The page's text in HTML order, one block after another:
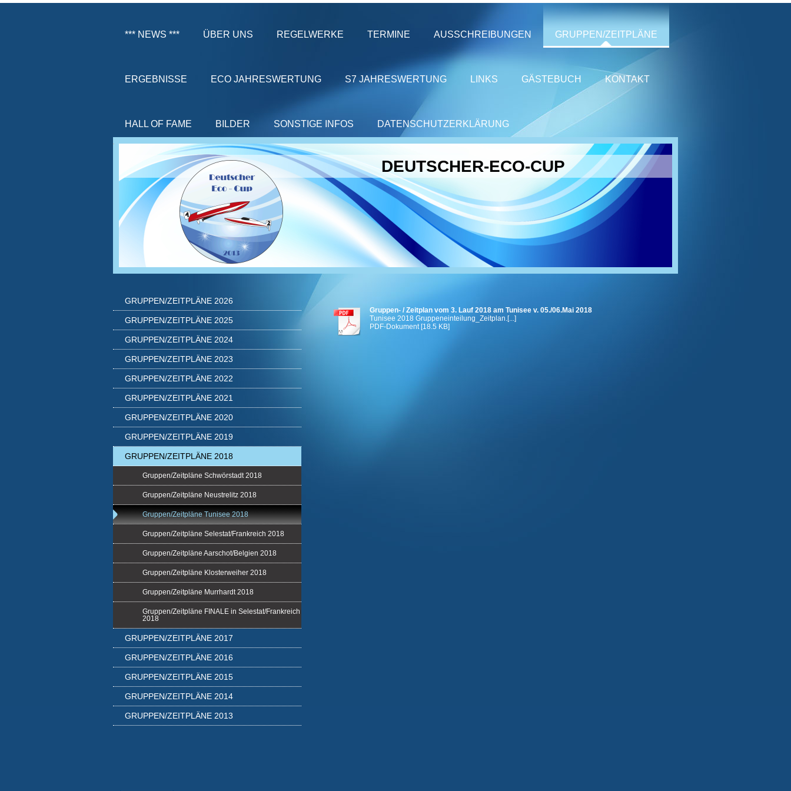
*** NEWS *** ÜBER UNS REGELWERKE TERMINE AUSSCHREIBUNGEN GRUPPEN/ZEITPLÄNE
ERGEBNISSE ECO JAHRESWERTUNG S7 JAHRESWERTUNG LINKS GÄSTEBUCH KONTAKT
HALL OF FAME BILDER SONSTIGE INFOS DATENSCHUTZERKLÄRUNG
DEUTSCHER-ECO-CUP
Gruppen- / Zeitplan vom 3. Lauf 2018 am Tunisee v. 05./06.Mai 2018
Tunisee 2018 Gruppeneinteilung_Zeitplan.[...]
PDF-Dokument [18.5 KB]
GRUPPEN/ZEITPLÄNE 2026
GRUPPEN/ZEITPLÄNE 2025
GRUPPEN/ZEITPLÄNE 2024
GRUPPEN/ZEITPLÄNE 2023
GRUPPEN/ZEITPLÄNE 2022
GRUPPEN/ZEITPLÄNE 2021
GRUPPEN/ZEITPLÄNE 2020
GRUPPEN/ZEITPLÄNE 2019
GRUPPEN/ZEITPLÄNE 2018
Gruppen/Zeitpläne Schwörstadt 2018
Gruppen/Zeitpläne Neustrelitz 2018
Gruppen/Zeitpläne Tunisee 2018
Gruppen/Zeitpläne Selestat/Frankreich 2018
Gruppen/Zeitpläne Aarschot/Belgien 2018
Gruppen/Zeitpläne Klosterweiher 2018
Gruppen/Zeitpläne Murrhardt 2018
Gruppen/Zeitpläne FINALE in Selestat/Frankreich
2018
GRUPPEN/ZEITPLÄNE 2017
GRUPPEN/ZEITPLÄNE 2016
GRUPPEN/ZEITPLÄNE 2015
GRUPPEN/ZEITPLÄNE 2014
GRUPPEN/ZEITPLÄNE 2013